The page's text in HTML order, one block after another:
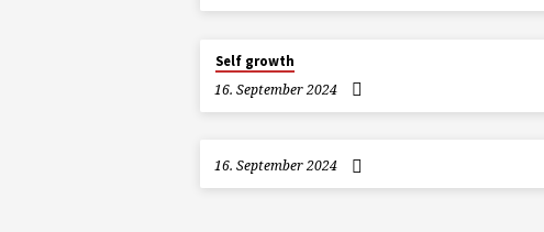
Self growth
16. September 2024
16. September 2024